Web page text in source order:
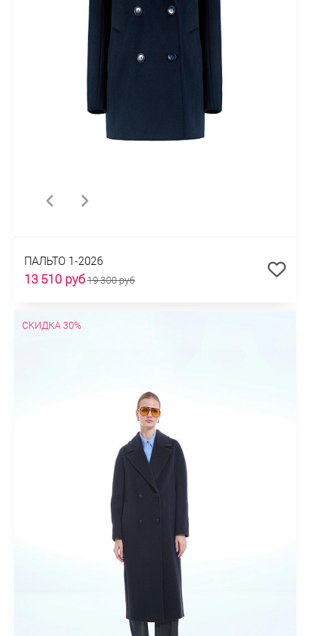
ПАЛЬТО 1-2026
13 510 руб19 300 руб
СКИДКА 30%